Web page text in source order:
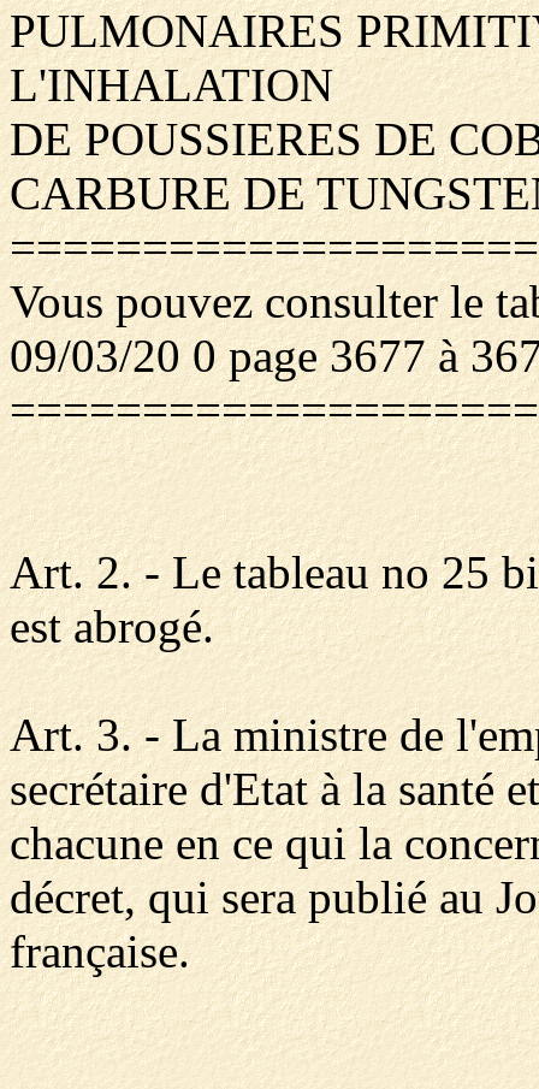
PULMONAIRES
L'INHALATION
DE POUSSIERES DE
CARBURE DE
Vous pouvez consulter le
09/03/20 0 page 3677 à
Art. 2. - Le tableau no 25
est abrogé.
Art. 3. - La ministre de
secrétaire d'Etat à la santé
chacune en ce qui la
décret, qui sera publié au
française.